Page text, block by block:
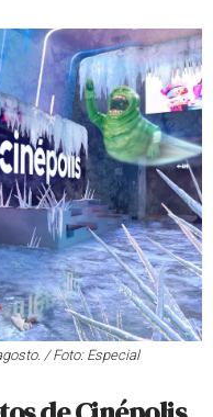
/ Foto: Especial